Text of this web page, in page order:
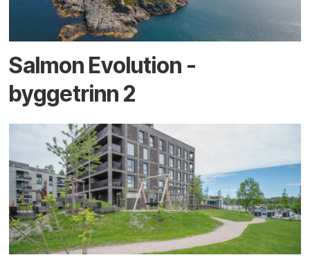
Salmon Evolution -
byggetrinn 2